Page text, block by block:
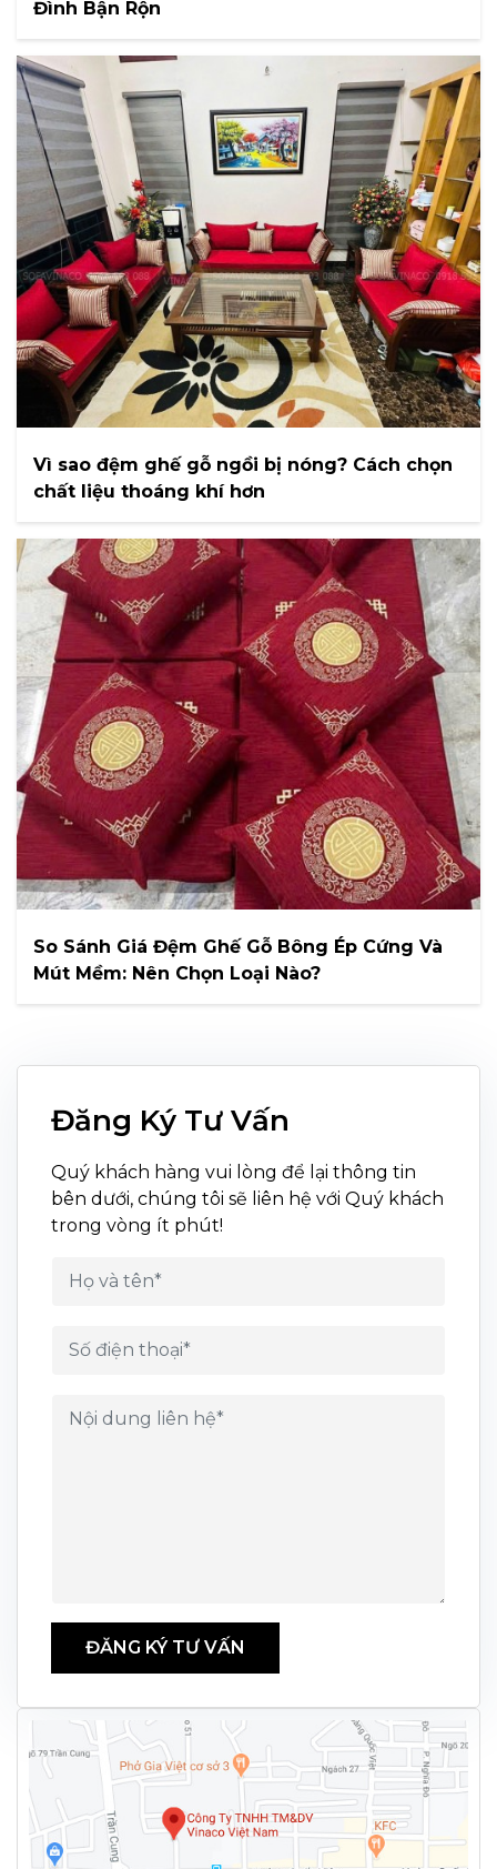
Đình Bận Rộn
Vì sao đệm ghế gỗ ngồi bị nóng? Cách chọn
chất liệu thoáng khí hơn
So Sánh Giá Đệm Ghế Gỗ Bông Ép Cứng Và
Mút Mềm: Nên Chọn Loại Nào?
Đăng Ký Tư Vấn
Quý khách hàng vui lòng để lại thông tin
bên dưới, chúng tôi sẽ liên hệ với Quý khách
trong vòng ít phút!
ĐĂNG KÝ TƯ VẤN